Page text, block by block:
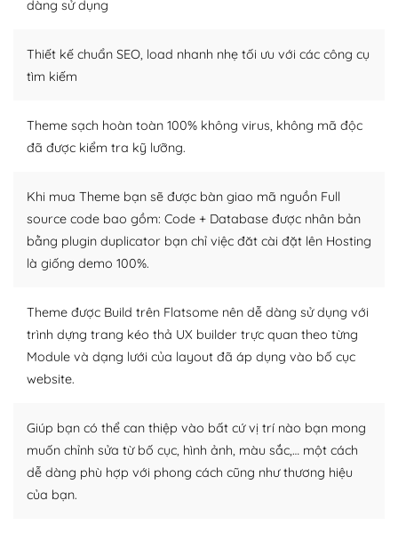
– Sở hữu một cộng đồng lớn, sẵn sàng hỗ trợ
người cuồng tín WordPress.
kiếm những cộng đồng WordPress, họ sẽ giúp bạn trả
lời, giải đáp vấn đề của bạn.
Cộng đồng sử dụng WordPress sẵn sàng hỗ trợ bạn
Plugin mở rộng là thành phần cài đặt thêm vào
WordPress để tăng thêm các tính năng cần thiết. Có
nhiều plugin trả phí hoặc miễn phí.
plugin của WordPress rất phong phú. Bạn có thể thỏa
thích chọn lựa plugin và themes phù hợp cho mục đích
lập website của mình.
WordPress đa dạng plugin và themes
dàng sử dụng
Thiết kế chuẩn SEO, load nhanh nhẹ tối ưu với các công cụ
tìm kiếm
Theme sạch hoàn toàn 100% không virus, không mã độc
đã được kiểm tra kỹ lưỡng.
Khi mua Theme bạn sẽ được bàn giao mã nguồn Full
source code bao gồm: Code + Database được nhân bản
bằng plugin duplicator bạn chỉ việc đăt cài đặt lên Hosting
là giống demo 100%.
Theme được Build trên Flatsome nên dễ dàng sử dụng với
trình dựng trang kéo thả UX builder trực quan theo từng
Module và dạng lưới của layout đã áp dụng vào bố cục
website.
Giúp bạn có thể can thiệp vào bất cứ vị trí nào bạn mong
muốn chỉnh sửa từ bố cục, hình ảnh, màu sắc,… một cách
dễ dàng phù hợp với phong cách cũng như thương hiệu
của bạn.